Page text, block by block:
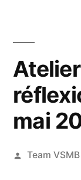
mai
Posted
Team VSMB